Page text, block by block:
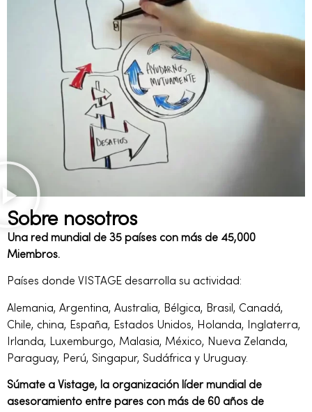
Sobre nosotros
Una red mundial de 35 países con más de 45,000
Miembros.
Países donde VISTAGE desarrolla su actividad:
Alemania, Argentina, Australia, Bélgica, Brasil, Canadá,
Chile, china, España, Estados Unidos, Holanda, Inglaterra,
Irlanda, Luxemburgo, Malasia, México, Nueva Zelanda,
Paraguay, Perú, Singapur, Sudáfrica y Uruguay.
Súmate a Vistage, la organización líder mundial de
asesoramiento entre pares con más de 60 años de